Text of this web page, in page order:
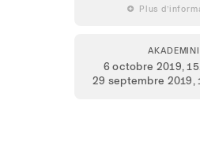
 Plus
6 octobre 2019,
29 septembre 2019,